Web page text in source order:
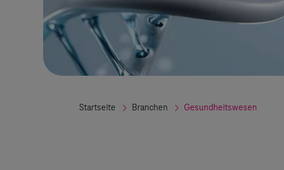
Startseite Branchen Gesundheitswesen